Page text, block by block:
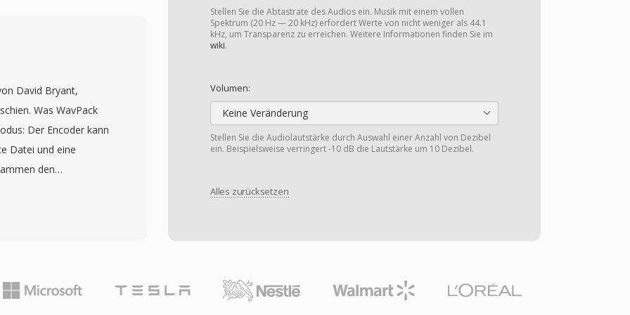
Stellen Sie die Abtastrate des Audios ein. Musik mit einem vollen
Spektrum (20 Hz — 20 kHz) erfordert Werte von nicht weniger als 44.1
kHz, um Transparenz zu erreichen. Weitere Informationen finden Sie im
wiki.
Volumen:
Keine Veränderung
Stellen Sie die Audiolautstärke durch Auswahl einer Anzahl von Dezibel
ein. Beispielsweise verringert -10 dB die Lautstärke um 10 Dezibel.
Alles zurücksetzen
kleine Dateien
Viertel-
lokale
Xvid-kodiertes
gespeichert, kann
verpackt werden. Der
andere
David Bryant,
Was WavPack
Der Encoder kann
Datei und eine
den
Wer
hinzufügte.
erreichen